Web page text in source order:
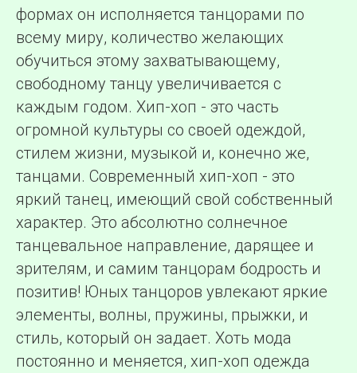
формах он исполняется танцорами по
всему миру, количество желающих
обучиться этому захватывающему,
свободному танцу увеличивается с
каждым годом. Хип-хоп - это часть
огромной культуры со своей одеждой,
стилем жизни, музыкой и, конечно же,
танцами. Современный хип-хоп - это
яркий танец, имеющий свой собственный
характер. Это абсолютно солнечное
танцевальное направление, дарящее и
зрителям, и самим танцорам бодрость и
позитив! Юных танцоров увлекают яркие
элементы, волны, пружины, прыжки, и
стиль, который он задает. Хоть мода
постоянно и меняется, хип-хоп одежда